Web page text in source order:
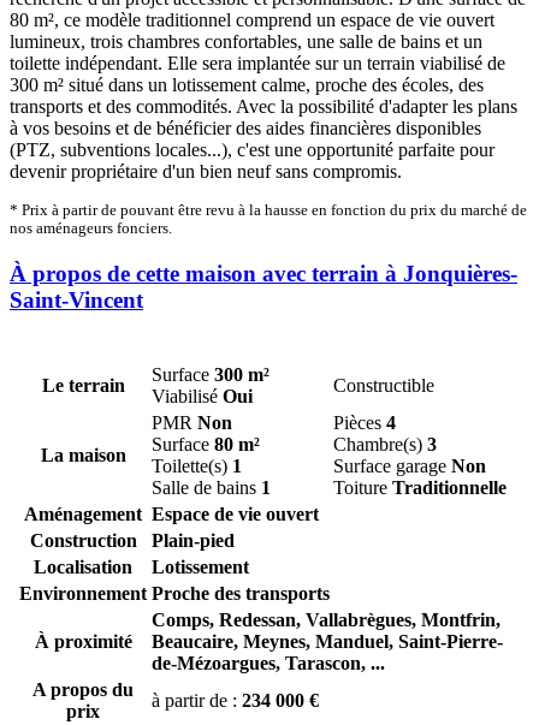
80 m², ce modèle traditionnel comprend un espace de vie ouvert
lumineux, trois chambres confortables, une salle de bains et un
toilette indépendant. Elle sera implantée sur un terrain viabilisé de
300 m² situé dans un lotissement calme, proche des écoles, des
transports et des commodités. Avec la possibilité d'adapter les plans
à vos besoins et de bénéficier des aides financières disponibles
(PTZ, subventions locales...), c'est une opportunité parfaite pour
devenir propriétaire d'un bien neuf sans compromis.
* Prix à partir de pouvant être revu à la hausse en fonction du prix du marché de
nos aménageurs fonciers.
À propos de cette maison avec terrain à Jonquières-
Saint-Vincent
Le terrain
Surface 300 m²
Viabilisé Oui
Constructible
La maison
PMR Non
Surface 80 m²
Toilette(s) 1
Salle de bains 1
Pièces 4
Chambre(s) 3
Surface garage Non
Toiture Traditionnelle
Aménagement Espace de vie ouvert
Construction
Plain-pied
Localisation
Lotissement
Environnement Proche des transports
À proximité
Comps, Redessan, Vallabrègues, Montfrin,
Beaucaire, Meynes, Manduel, Saint-Pierre-
de-Mézoargues, Tarascon, ...
A propos du
prix
à partir de : 234 000 €